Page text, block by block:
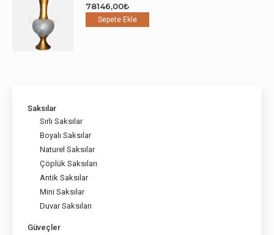
78146,00₺
Sepete Ekle
Saksılar
Sırlı Saksılar
Boyalı Saksılar
Naturel Saksılar
Çöplük Saksıları
Antik Saksılar
Mini Saksılar
Duvar Saksıları
Güveçler